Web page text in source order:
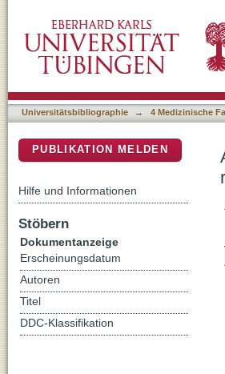
cochlear onset coding
Universitätsbibliographie → 4 Medizinische
PUBLIKATION MELDEN
Hilfe und Informationen
Stöbern
Dokumentanzeige
Erscheinungsdatum
Autoren
Titel
DDC-Klassifikation